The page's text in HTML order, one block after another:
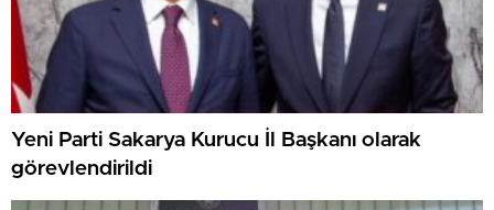
Yeni Parti Sakarya Kurucu İl Başkanı olarak
görevlendirildi